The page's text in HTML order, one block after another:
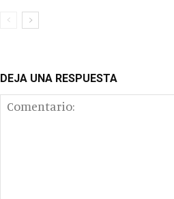
DEJA UNA RESPUESTA